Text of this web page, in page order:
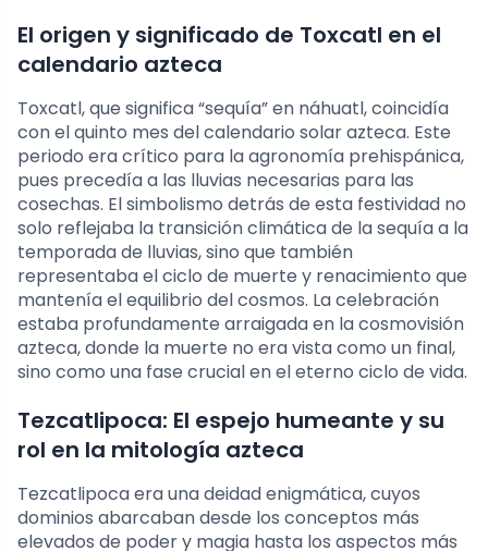
El origen y significado de Toxcatl en el
calendario azteca
Toxcatl, que significa “sequía” en náhuatl, coincidía
con el quinto mes del calendario solar azteca. Este
periodo era crítico para la agronomía prehispánica,
pues precedía a las lluvias necesarias para las
cosechas. El simbolismo detrás de esta festividad no
solo reflejaba la transición climática de la sequía a la
temporada de lluvias, sino que también
representaba el ciclo de muerte y renacimiento que
mantenía el equilibrio del cosmos. La celebración
estaba profundamente arraigada en la cosmovisión
azteca, donde la muerte no era vista como un final,
sino como una fase crucial en el eterno ciclo de vida.
Tezcatlipoca: El espejo humeante y su
rol en la mitología azteca
Tezcatlipoca era una deidad enigmática, cuyos
dominios abarcaban desde los conceptos más
elevados de poder y magia hasta los aspectos más